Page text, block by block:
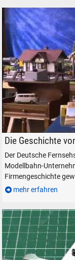
PIKO Geschichte
Die Geschichte
Der Deutsche
Modellbahn-
Firmengeschichte
mehr erfahren